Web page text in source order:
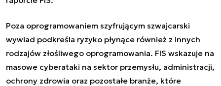
Poza oprogramowaniem szyfrującym szwajcarski
wywiad podkreśla ryzyko płynące również z innych
rodzajów złośliwego oprogramowania. FIS wskazuje na
masowe cyberataki na sektor przemysłu, administracji,
ochrony zdrowia oraz pozostałe branże, które